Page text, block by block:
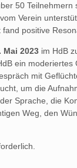
50 Teilnehmern
Verein
fand positive
Mai 2023 im HdB
ein moderiertes
mit
um die
Sprache, die
Weg, den